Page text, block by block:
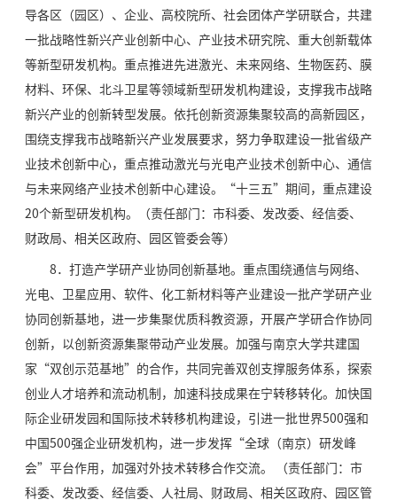
导各区（园区）、企业、高校院所、社会团体产学研联合，共建
一批战略性新兴产业创新中心、产业技术研究院、重大创新载体
等新型研发机构。重点推进先进激光、未来网络、生物医药、膜
材料、环保、北斗卫星等领域新型研发机构建设，支撑我市战略
新兴产业的创新转型发展。依托创新资源集聚较高的高新园区，
围绕支撑我市战略新兴产业发展要求，努力争取建设一批省级产
业技术创新中心，重点推动激光与光电产业技术创新中心、通信
与未来网络产业技术创新中心建设。“十三五”期间，重点建设
20个新型研发机构。（责任部门：市科委、发改委、经信委、
财政局、相关区政府、园区管委会等）
8．打造产学研产业协同创新基地。重点围绕通信与网络、
光电、卫星应用、软件、化工新材料等产业建设一批产学研产业
协同创新基地，进一步集聚优质科教资源，开展产学研合作协同
创新，以创新资源集聚带动产业发展。加强与南京大学共建国
家“双创示范基地”的合作，共同完善双创支撑服务体系，探索
创业人才培养和流动机制，加速科技成果在宁转移转化。加快国
际企业研发园和国际技术转移机构建设，引进一批世界500强和
中国500强企业研发机构，进一步发挥“全球（南京）研发峰
会”平台作用，加强对外技术转移合作交流。 （责任部门：市
科委、发改委、经信委、人社局、财政局、相关区政府、园区管